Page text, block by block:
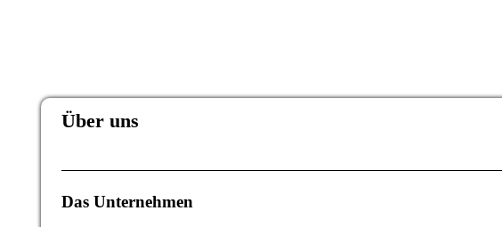
Über uns
Das Unternehmen